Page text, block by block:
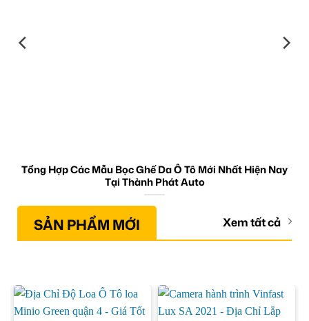
Tổng Hợp Các Mẫu Bọc Ghế Da Ô Tô Mới Nhất Hiện Nay
Tại Thành Phát Auto
SẢN PHẨM MỚI Xem tất cả